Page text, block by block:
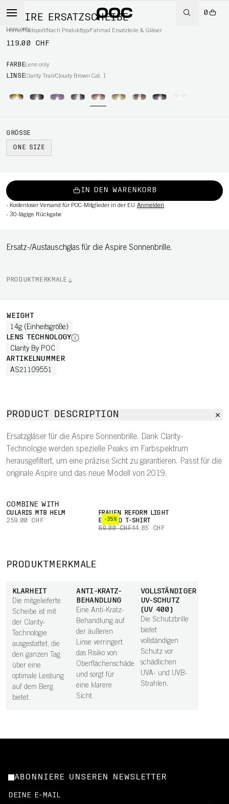
0
Home/Radsport/Nach Produkttyp/Fahrrad Ersatzteile & Gläser
ASPIRE ERSATZSCHEIBE
Lens only
119.00 CHF
FARBELens only
LINSEClarity Trail/Cloudy Brown Cat. 1
GRÖSSE
ONE SIZE
IN DEN WARENKORB
- Kostenloser Versand für POC-Mitglieder in der EU Anmelden
- 30-tägige Rückgabe
Ersatz-/Austauschglas für die Aspire Sonnenbrille.
PRODUKTMERKMALE
WEIGHT
14g (Einheitsgröße)
LENS TECHNOLOGY
Clarity By POC
ARTIKELNUMMER
AS21109551
PRODUCT DESCRIPTION
Ersatzgläser für die Aspire Sonnenbrille. Dank Clarity-
Technologie werden spezielle Peaks im Farbspektrum
herausgefiltert, um eine präzise Sicht zu garantieren. Passt für die
originale Aspire und das neue Modell von 2019.
COMBINE WITH
CULARIS MTB HELM
259.00 CHF
-35%
FRAUEN REFORM LIGHT
ENDURO T-SHIRT
69.00 CHF44.85 CHF
PRODUKTMERKMALE
KLARHEIT
Die mitgelieferte
Scheibe ist mit
der Clarity-
Technologie
ausgestattet, die
den ganzen Tag
über eine
optimale Leistung
auf dem Berg
bietet.
ANTI-KRATZ-
BEHANDLUNG
Eine Anti-Kratz-
Behandlung auf
der äußeren
Linse verringert
das Risiko von
Oberflächenschäden
und sorgt für
eine klarere
Sicht.
VOLLSTÄNDIGER
UV-SCHUTZ
(UV 400)
Die Schutzbrille
bietet
vollständigen
Schutz vor
schädlichen
UVA- und UVB-
Strahlen.
ABONNIERE UNSEREN NEWSLETTER
DEINE E-MAIL